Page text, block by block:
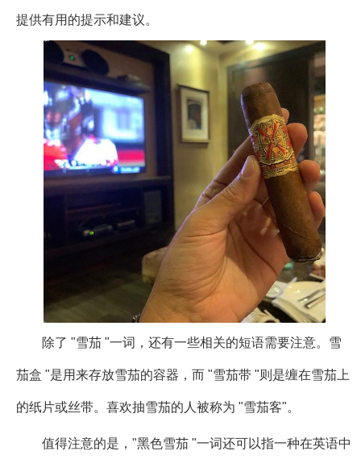
提供有用的提示和建议。
除了 "雪茄 "一词，还有一些相关的短语需要注意。雪
茄盒 "是用来存放雪茄的容器，而 "雪茄带 "则是缠在雪茄上
的纸片或丝带。喜欢抽雪茄的人被称为 "雪茄客"。
值得注意的是，"黑色雪茄 "一词还可以指一种在英语中